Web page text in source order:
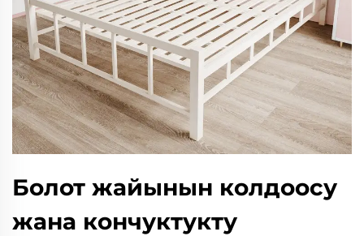
Болот жайынын колдоосу
жана кончуктукту